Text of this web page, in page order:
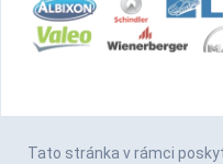
Tato stránka v rámci